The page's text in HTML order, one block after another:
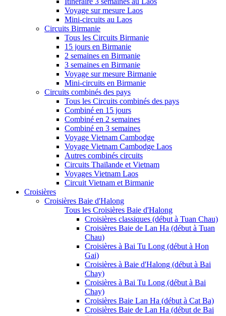
Voyage sur mesure Laos
Mini-circuits au Laos
Circuits Birmanie
Tous les Circuits Birmanie
15 jours en Birmanie
2 semaines en Birmanie
3 semaines en Birmanie
Voyage sur mesure Birmanie
Mini-circuits en Birmanie
Circuits combinés des pays
Tous les Circuits combinés des pays
Combiné en 15 jours
Combiné en 2 semaines
Combiné en 3 semaines
Voyage Vietnam Cambodge
Voyage Vietnam Cambodge Laos
Autres combinés circuits
Circuits Thaïlande et Vietnam
Voyages Vietnam Laos
Circuit Vietnam et Birmanie
Croisières
Croisières Baie d'Halong
Tous les Croisières Baie d'Halong
Croisières classiques (début à Tuan Chau)
Croisières Baie de Lan Ha (début à Tuan
Chau)
Croisières à Bai Tu Long (début à Hon
Gai)
Croisières à Baie d'Halong (début à Bai
Chay)
Croisières à Bai Tu Long (début à Bai
Chay)
Croisières Baie Lan Ha (début à Cat Ba)
Croisières Baie de Lan Ha (début de Bai